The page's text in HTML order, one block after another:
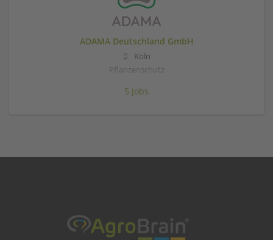
ADAMA Deutschland GmbH
Köln
Pflanzenschutz
5 Jobs